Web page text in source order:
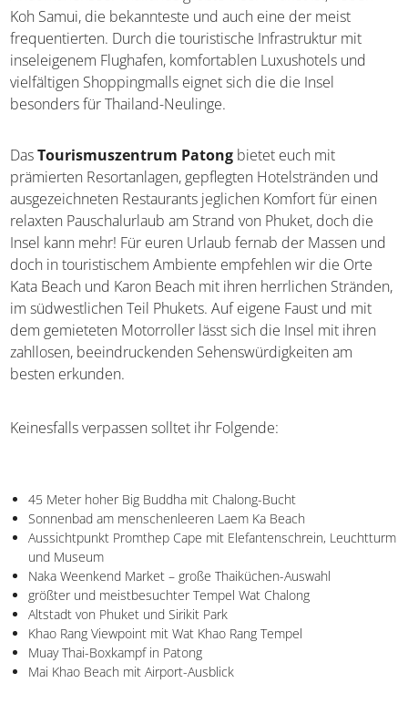
Mehr zur Insel Koh Chang
Phuket
Vom Golf von Thailand fliegen wir gedanklich hinüber zur
Koh Samui, die bekannteste und auch eine der meist
frequentierten. Durch die touristische Infrastruktur mit
inseleigenem Flughafen, komfortablen Luxushotels und
vielfältigen Shoppingmalls eignet sich die die Insel
besonders für Thailand-Neulinge.
Das Tourismuszentrum Patongbietet euch mit
prämierten Resortanlagen, gepflegten Hotelstränden und
ausgezeichneten Restaurants jeglichen Komfort für einen
relaxten Pauschalurlaub am Strand von Phuket, doch die
Insel kann mehr! Für euren Urlaub fernab der Massen
Orte Kata Beach und Karon Beach mit ihren herrlichen
mit ihren zahllosen, beeindruckenden
Sehenswürdigkeiten am besten erkunden.
Keinesfalls verpassen solltet ihr Folgende:
45 Meter hoher Big Buddha mit Chalong-Bucht
Sonnenbad am menschenleeren Laem Ka Beach
Aussichtpunkt Promthep Cape mit Elefantenschrein,